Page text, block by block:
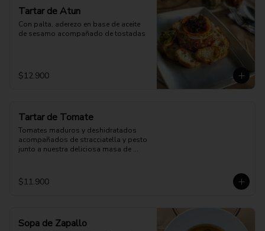
Tartar de Atun
Con palta, aderezo en base de aceite
de sesamo acompañado de tostadas
$12.900
Tartar de Tomate
Tomates maduros y deshidratados
acompañados de stracciatella y pesto
junto a nuestra deliciosa masa de
$11.900
Sopa de Zapallo